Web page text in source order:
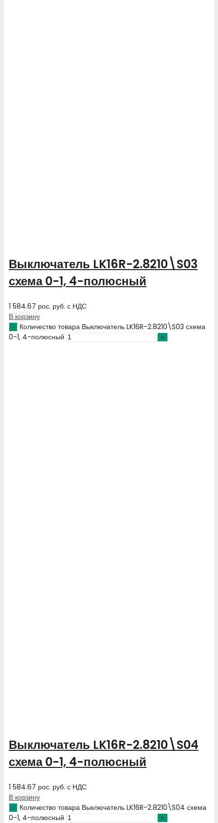
Выключатель LK16R-2.8210\S03
схема 0-1, 4-полюсный
1 584.67 рос. руб. с НДС
В корзину
Количество товара Выключатель LK16R-2.8210\S03 схема
0-1, 4-полюсный
Выключатель LK16R-2.8210\S04
схема 0-1, 4-полюсный
1 584.67 рос. руб. с НДС
В корзину
Количество товара Выключатель LK16R-2.8210\S04 схема
0-1, 4-полюсный